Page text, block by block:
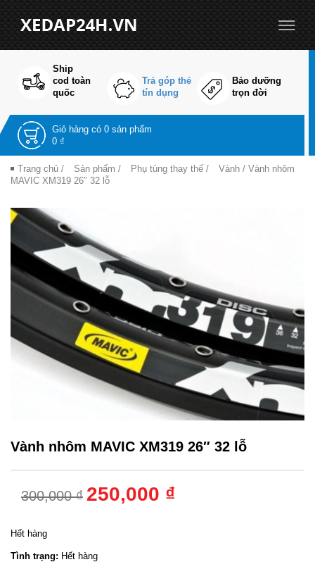
Ship
cod toàn
quốc
Trả góp thẻ
tín dụng
Bảo dưỡng
trọn đời
Giỏ hàng có 0 sản phẩm
0 ₫
Trang chủ / Sản phẩm / Phụ tùng thay thế / Vành / Vành nhôm
MAVIC XM319 26″ 32 lỗ
Vành nhôm MAVIC XM319 26″ 32 lỗ
300,000 ₫ 250,000 ₫
Hết hàng
Tình trạng: Hết hàng